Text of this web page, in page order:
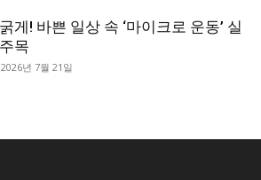
게! 바쁜 일상 속 ‘마이크로 운동’ 실
목
2026년 7월 21일